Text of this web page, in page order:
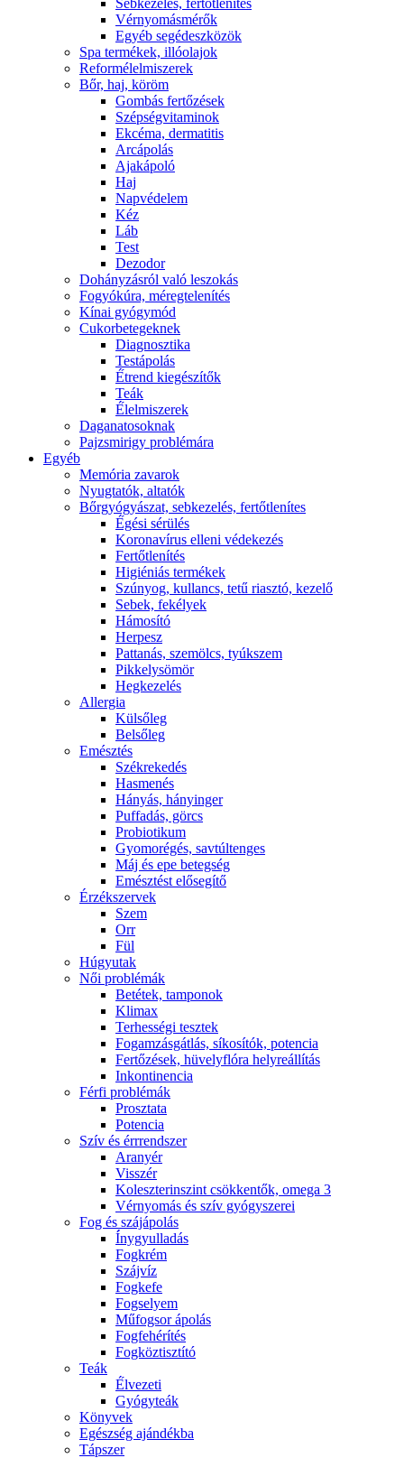
Sebkezelés, fertőtlenítés
Vérnyomásmérők
Egyéb segédeszközök
Spa termékek, illóolajok
Reformélelmiszerek
Bőr, haj, köröm
Gombás fertőzések
Szépségvitaminok
Ekcéma, dermatitis
Arcápolás
Ajakápoló
Haj
Napvédelem
Kéz
Láb
Test
Dezodor
Dohányzásról való leszokás
Fogyókúra, méregtelenítés
Kínai gyógymód
Cukorbetegeknek
Diagnosztika
Testápolás
É́trend kiegészítők
Teák
É́lelmiszerek
Daganatosoknak
Pajzsmirigy problémára
Egyéb
Memória zavarok
Nyugtatók, altatók
Bőrgyógyászat, sebkezelés, fertőtlenítes
É́gési sérülés
Koronavírus elleni védekezés
Fertőtlenítés
Higiéniás termékek
Szúnyog, kullancs, tetű riasztó, kezelő
Sebek, fekélyek
Hámosító
Herpesz
Pattanás, szemölcs, tyúkszem
Pikkelysömör
Hegkezelés
Allergia
Külsőleg
Belsőleg
Emésztés
Székrekedés
Hasmenés
Hányás, hányinger
Puffadás, görcs
Probiotikum
Gyomorégés, savtúltenges
Máj és epe betegség
Emésztést elősegítő
Érzékszervek
Szem
Orr
Fül
Húgyutak
Női problémák
Betétek, tamponok
Klimax
Terhességi tesztek
Fogamzásgátlás, síkosítók, potencia
Fertőzések, hüvelyflóra helyreállítás
Inkontinencia
Férfi problémák
Prosztata
Potencia
Szív és érrrendszer
Aranyér
Visszér
Koleszterinszint csökkentők, omega 3
Vérnyomás és szív gyógyszerei
Fog és szájápolás
Í́nygyulladás
Fogkrém
Szájvíz
Fogkefe
Fogselyem
Műfogsor ápolás
Fogfehérítés
Fogköztisztító
Teák
É́lvezeti
Gyógyteák
Könyvek
Egészség ajándékba
Tápszer